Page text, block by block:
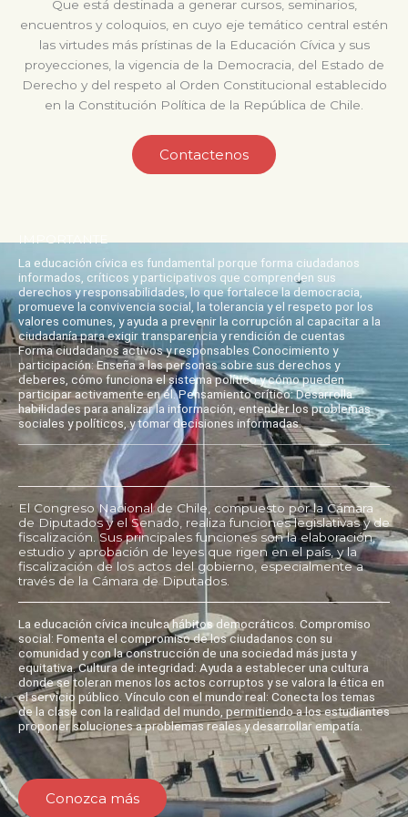
Que está destinada a generar cursos, seminarios,
encuentros y coloquios, en cuyo eje temático central estén
las virtudes más prístinas de la Educación Cívica y sus
proyecciones, la vigencia de la Democracia, del Estado de
Derecho y del respeto al Orden Constitucional establecido
en la Constitución Política de la República de Chile.
Contactenos
La educación cívica es fundamental porque forma ciudadanos
informados, críticos y participativos que comprenden sus
derechos y responsabilidades, lo que fortalece la democracia,
promueve la convivencia social, la tolerancia y el respeto por los
valores comunes, y ayuda a prevenir la corrupción al capacitar a la
ciudadanía para exigir transparencia y rendición de cuentas
Forma ciudadanos activos y responsables Conocimiento y
participación: Enseña a las personas sobre sus derechos y
deberes, cómo funciona el sistema político y cómo pueden
participar activamente en él. Pensamiento crítico: Desarrolla
habilidades para analizar la información, entender los problemas
sociales y políticos, y tomar decisiones informadas.
El Congreso Nacional de Chile, compuesto por la Cámara
de Diputados y el Senado, realiza funciones legislativas y de
fiscalización. Sus principales funciones son la elaboración,
estudio y aprobación de leyes que rigen en el país, y la
fiscalización de los actos del gobierno, especialmente a
través de la Cámara de Diputados.
La educación cívica inculca hábitos democráticos. Compromiso
social: Fomenta el compromiso de los ciudadanos con su
comunidad y con la construcción de una sociedad más justa y
equitativa. Cultura de integridad: Ayuda a establecer una cultura
donde se toleran menos los actos corruptos y se valora la ética en
el servicio público. Vínculo con el mundo real: Conecta los temas
de la clase con la realidad del mundo, permitiendo a los estudiantes
proponer soluciones a problemas reales y desarrollar empatía.
Conozca más